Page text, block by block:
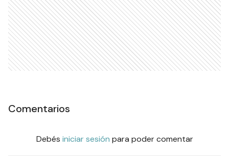
Comentarios
Debés iniciar sesión para poder comentar